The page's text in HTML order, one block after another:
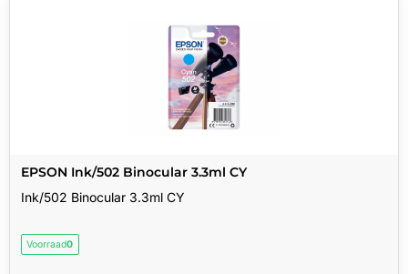
EPSON Ink/502 Binocular 3.3ml CY
Ink/502 Binocular 3.3ml CY
Voorraad0